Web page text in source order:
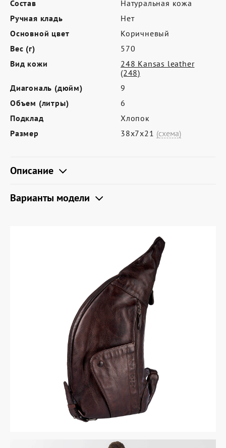
Программа лояльности
Политика обработки персональных
данных
Состав
Натуральная кожа
Ручная кладь
Нет
Основной цвет
Коричневый
Вес (г)
570
Вид кожи
248 Kansas leather
(248)
Диагональ (дюйм)
9
Объем (литры)
6
Подклад
Хлопок
Размер
38х7х21 (схема)
Описание
Варианты модели